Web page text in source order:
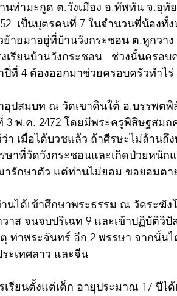
ท่ามะกูด ต.วังเมือง อ.ทัพทัน จ.อุทั
เป็นบุตรคนที่ 7 ในจำนวนพี่น้องทั้
ายมาอยู่ที่บ้านวังกระชอน ต.หูกวา
เรียนบ้านวังกระชอน   ช่วงนั้นครอ
ที่ 4 ต้องออกมาช่วยครอบครัวทำไร่
อุปสมบท ณ วัดเขาดินใต้ อ.บรรพตพิ
3 พ.ค. 2472 โดยมีพระครูพิสิษฐสม
า เมื่อได้บวชแล้ว ถ้าศีรษะไม่ล้านถึ
ษาที่วัดวังกระชอนและเกิดป่วยหนั
ารักษาตัว แต่ท่านไม่ยอม ขอยอมตา
นได้เข้าศึกษาพระธรรม ณ วัดระฆั
วาส จนจบปริเฉท 9 และเข้าปฏิบัติ
ท่าพระจันทร์ อีก 2 พรรษา จากนั้น
ระเทศลาว และจีน
รียนตั้งแต่เด็ก อายุประมาณ 17 ปีไ